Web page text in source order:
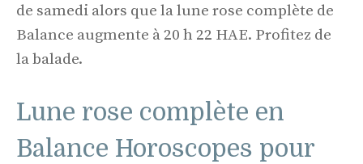
de samedi alors que la lune rose complète de
Balance augmente à 20 h 22 HAE. Profitez de
la balade.
Lune rose complète en
Balance Horoscopes pour